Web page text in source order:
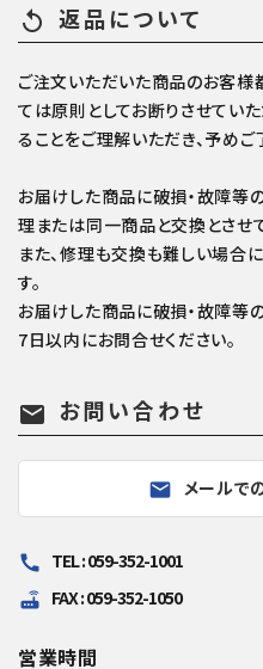
replay 返品について
ご注文いただいた商品のお客様
ては原則としてお断りさせてい
ることをご理解いただき、予めご
お届けした商品に破損・故障等
理または同一商品と交換とさせ
また、修理も交換も難しい場合
す。
お届けした商品に破損・故障等
7日以内にお問合せください。
mail お問い合わせ
mail メールで
call TEL : 059-352-1001
router FAX : 059-352-1050
営業時間